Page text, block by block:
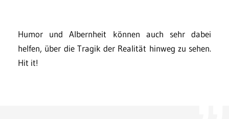
Humor und Albernheit können auch sehr dabei
helfen, über die Tragik der Realität hinweg zu sehen.
Hit it!